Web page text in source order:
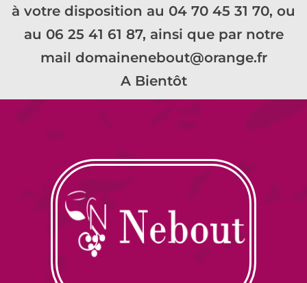
à votre disposition au 04 70 45 31 70, ou
au 06 25 41 61 87, ainsi que par notre
mail domainenebout@orange.fr
A Bientôt